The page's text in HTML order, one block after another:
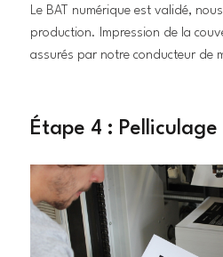
Le BAT numérique est validé,
production. Impression de la
assurés par notre conducteur de
Étape 4 : Pelliculage